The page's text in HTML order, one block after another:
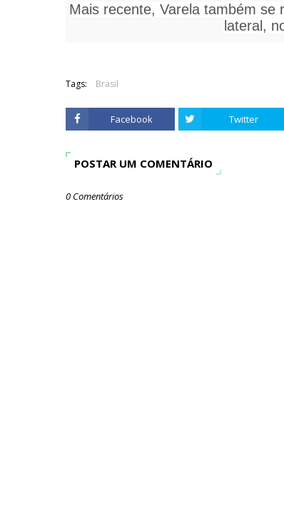
Mais recente, Varela também se
lateral,
Tags: Brasil
Facebook Twitter
POSTAR UM COMENTÁRIO
0 Comentários